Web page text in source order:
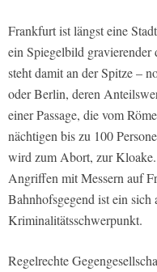
Frankfurt ist längst eine
ein Spiegelbild
steht damit an der Spitze –
oder Berlin, deren
einer Passage, die vom
nächtigen bis zu 100
wird zum Abort, zur Kloake.
Angriffen mit Messern auf
Bahnhofsgegend ist ein sich
Kriminalitätsschwerpunkt.
Regelrechte